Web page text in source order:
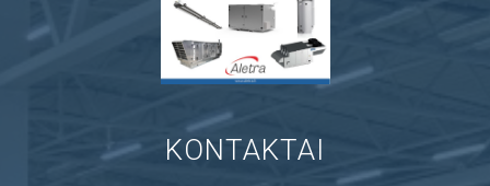
KONTAKTAI